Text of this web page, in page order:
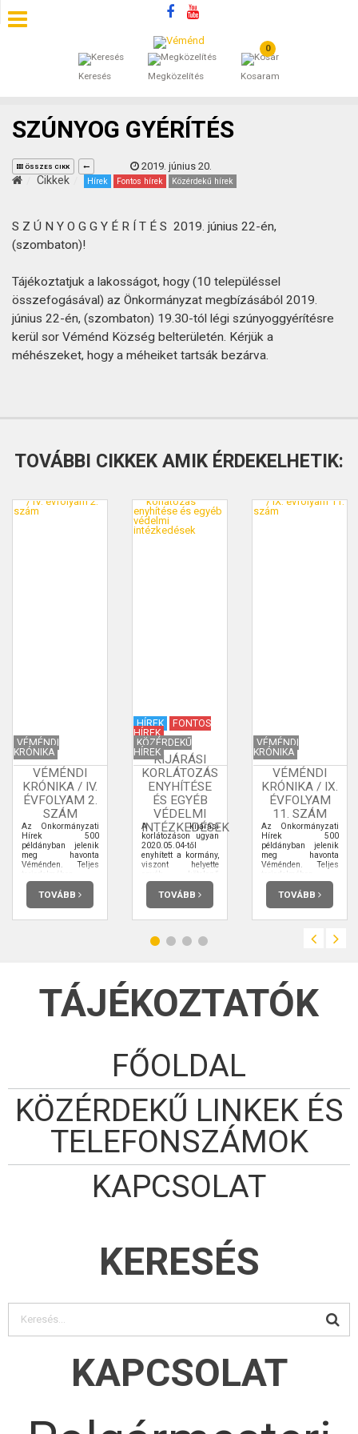
Keresés Megközelítés
0
Kosaram
SZÁLLÁSOK
ÁLTALÁNOS SZERZŐDÉSI FELTÉTELEK
KINCSES BARANYA VÉMÉND
KAPCSOLAT
SZÚNYOG GYÉRÍTÉS
ÖSSZES CIKK 2019. június 20.
Cikkek Hírek Fontos hírek Közérdekű hírek
S Z Ú N Y O G G Y É R Í T É S 2019. június 22-én,
(szombaton)!
Tájékoztatjuk a lakosságot, hogy (10 településsel
összefogásával) az Önkormányzat megbízásából 2019.
június 22-én, (szombaton) 19.30-tól légi szúnyoggyérítésre
kerül sor Véménd Község belterületén. Kérjük a
méhészeket, hogy a méheiket tartsák bezárva.
TOVÁBBI CIKKEK AMIK ÉRDEKELHETIK:
VÉMÉNDI
KRÓNIKA
VÉMÉNDI
KRÓNIKA / IV.
ÉVFOLYAM 2.
SZÁM
Az Önkormányzati
Hírek 500
példányban jelenik
meg havonta
Véménden. Teljes
terjedelmében
elolvashatja.
TOVÁBB
HÍREK
FONTOS
HÍREK
KÖZÉRDEKŰ
HÍREKKIJÁRÁSI
KORLÁTOZÁS
ENYHÍTÉSE
ÉS EGYÉB
VÉDELMI
INTÉZKEDÉSEK
A kijárási
korlátozáson ugyan
2020.05.04-től
enyhített a kormány,
viszont helyette
egyéb kötelező
védelmi
intézkedéseket
hoztak.
TOVÁBB
VÉMÉNDI
KRÓNIKA
VÉMÉNDI
KRÓNIKA / IX.
ÉVFOLYAM
11. SZÁM
Az Önkormányzati
Hírek 500
példányban jelenik
meg havonta
Véménden. Teljes
terjedelmében
elolvashatja.
TOVÁBB
TÁJÉKOZTATÓK
FŐOLDAL
KÖZÉRDEKŰ LINKEK ÉS
TELEFONSZÁMOK
KAPCSOLAT
KERESÉS
KAPCSOLAT